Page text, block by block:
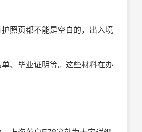
照页都不能是空白的，出入境
、毕业证明等。这些材料在办